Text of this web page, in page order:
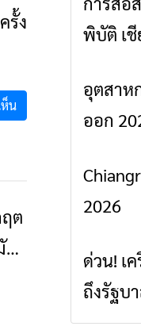
รั้ง
ายต
น
ย
พิบัติ เ
อุตสาห
ออก
เชียงร
พร้อมช
2026
ด่วน! เ
ถึงรัฐบ
วิกฤตส